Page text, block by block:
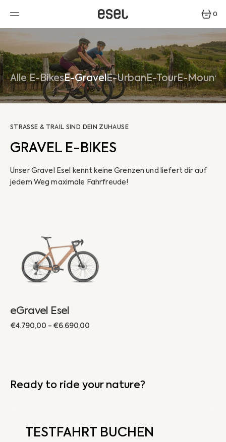
SPRINGEN 0
0
ARTIKEL
Alle E-BikesE-GravelE-UrbanE-TourE-
STRASSE & TRAIL SIND DEIN ZUHAUSE
GRAVEL E-BIKES
Unser Gravel Esel kennt keine Grenzen und liefert dir auf
jedem Weg maximale Fahrfreude!
eGravel Esel
Regulärer
€4.790,00 - €6.690,00
Ready to ride your nature?
TESTFAHRT BUCHEN